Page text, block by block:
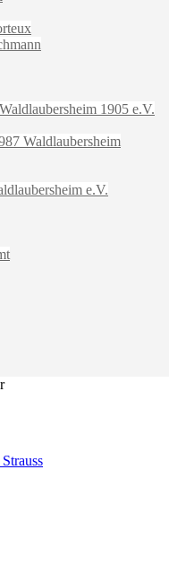
1905 e.V.
Waldlaubersheim
e.V.